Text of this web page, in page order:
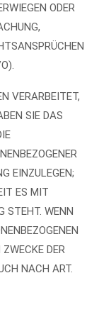
ODER
VERARBEITET,
SIE DAS
EINZULEGEN;
ES MIT
STEHT. WENN
DER
NACH ART.